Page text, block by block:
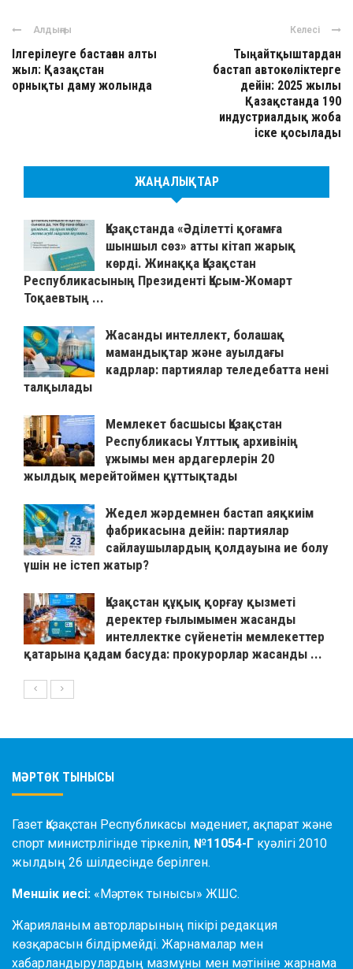
Алдыңғы
Ілгерілеуге бастаған алты
жыл: Қазақстан
орнықты даму жолында
Келесі
Тыңайтқыштардан
бастап автокөліктерге
дейін: 2025 жылы
Қазақстанда 190
индустриалдық жоба
іске қосылады
ЖАҢАЛЫҚТАР
Қазақстанда «Әділетті қоғамға
шыншыл сөз» атты кітап жарық
көрді. Жинаққа Қазақстан
Республикасының Президенті Қасым-Жомарт
Тоқаевтың ...
Жасанды интеллект, болашақ
мамандықтар және ауылдағы
кадрлар: партиялар теледебатта нені
талқылады
Мемлекет басшысы Қазақстан
Республикасы Ұлттық архивінің
ұжымы мен ардагерлерін 20
жылдық мерейтоймен құттықтады
Жедел жәрдемнен бастап аяқкиім
фабрикасына дейін: партиялар
сайлаушылардың қолдауына ие болу
үшін не істеп жатыр?
Қазақстан құқық қорғау қызметі
деректер ғылымымен жасанды
интеллектке сүйенетін мемлекеттер
қатарына қадам басуда: прокурорлар жасанды ...
МӘРТӨК ТЫНЫСЫ
Газет Қазақстан Республикасы мәдениет, ақпарат және
спорт министрлігінде тіркеліп, №11054-Г куәлігі 2010
жылдың 26 шілдесінде берілген.
Меншік иесі: «Мәртөк тынысы» ЖШС.
Жарияланым авторларының пікірі редакция
көзқарасын білдірмейді. Жарнамалар мен
хабарландырулардың мазмұны мен мәтініне жарнама